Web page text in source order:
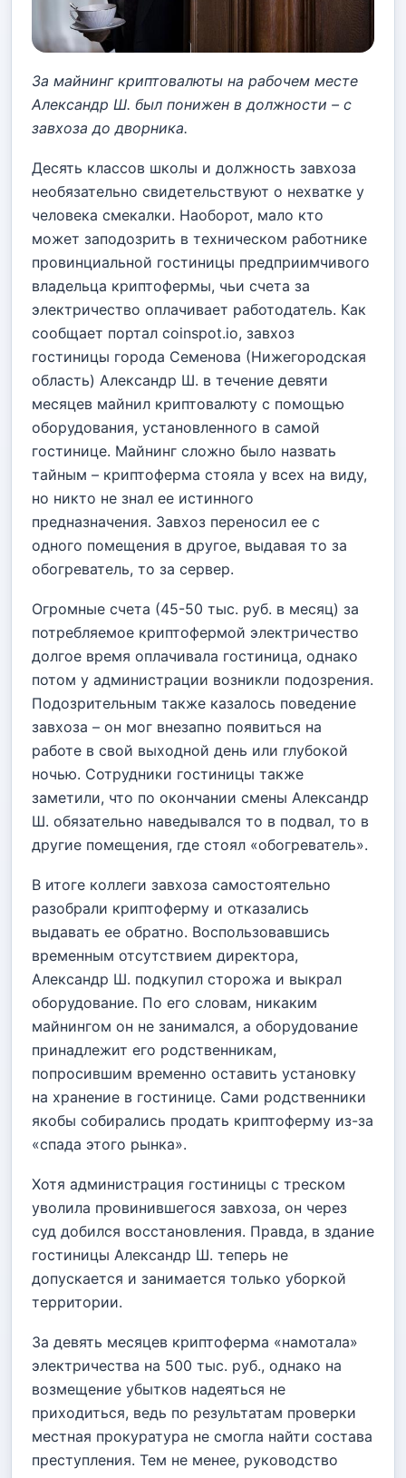
За майнинг криптовалюты на рабочем месте
Александр Ш. был понижен в должности – с
завхоза до дворника.
Десять классов школы и должность завхоза
необязательно свидетельствуют о нехватке у
человека смекалки. Наоборот, мало кто
может заподозрить в техническом работнике
провинциальной гостиницы предприимчивого
владельца криптофермы, чьи счета за
электричество оплачивает работодатель. Как
сообщает портал coinspot.io, завхоз
гостиницы города Семенова (Нижегородская
область) Александр Ш. в течение девяти
месяцев майнил криптовалюту с помощью
оборудования, установленного в самой
гостинице. Майнинг сложно было назвать
тайным – криптоферма стояла у всех на виду,
но никто не знал ее истинного
предназначения. Завхоз переносил ее с
одного помещения в другое, выдавая то за
обогреватель, то за сервер.
Огромные счета (45-50 тыс. руб. в месяц) за
потребляемое криптофермой электричество
долгое время оплачивала гостиница, однако
потом у администрации возникли подозрения.
Подозрительным также казалось поведение
завхоза – он мог внезапно появиться на
работе в свой выходной день или глубокой
ночью. Сотрудники гостиницы также
заметили, что по окончании смены Александр
Ш. обязательно наведывался то в подвал, то в
другие помещения, где стоял «обогреватель».
В итоге коллеги завхоза самостоятельно
разобрали криптоферму и отказались
выдавать ее обратно. Воспользовавшись
временным отсутствием директора,
Александр Ш. подкупил сторожа и выкрал
оборудование. По его словам, никаким
майнингом он не занимался, а оборудование
принадлежит его родственникам,
попросившим временно оставить установку
на хранение в гостинице. Сами родственники
якобы собирались продать криптоферму из-за
«спада этого рынка».
Хотя администрация гостиницы с треском
уволила провинившегося завхоза, он через
суд добился восстановления. Правда, в здание
гостиницы Александр Ш. теперь не
допускается и занимается только уборкой
территории.
За девять месяцев криптоферма «намотала»
электричества на 500 тыс. руб., однако на
возмещение убытков надеяться не
приходиться, ведь по результатам проверки
местная прокуратура не смогла найти состава
преступления. Тем не менее, руководство